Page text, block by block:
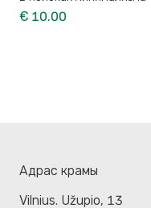
€ 10.00
Адрас крамы
Vilnius. Užupio, 13